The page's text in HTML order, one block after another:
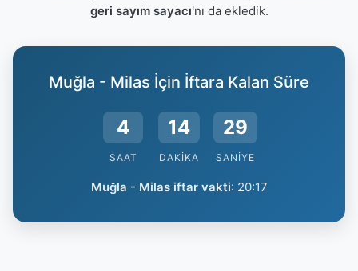
geri sayım sayacı'nı da ekledik.
Muğla - Milas İçin İftara Kalan Süre
4
SAAT
14
DAKIKA
28
SANIYE
Muğla - Milas iftar vakti: 20:17